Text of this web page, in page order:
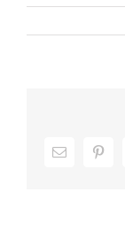
twitter
pinterest
Email